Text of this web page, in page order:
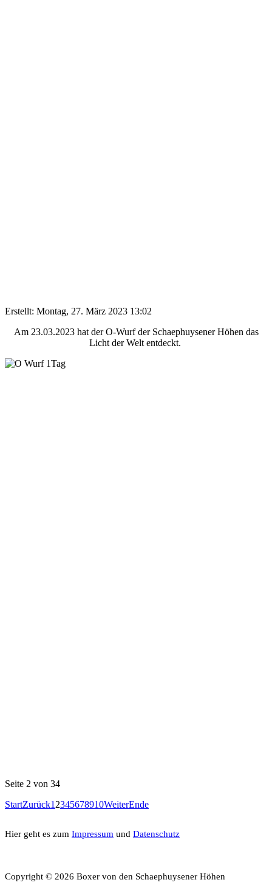
Erstellt: Montag, 27. März 2023 13:02
Am 23.03.2023 hat der O-Wurf der Schaephuysener Höhen das
Licht der Welt entdeckt.
Seite 2 von 34
StartZurück1 2345678910WeiterEnde
Hier geht es zum Impressum und Datenschutz
Copyright © 2026 Boxer von den Schaephuysener Höhen